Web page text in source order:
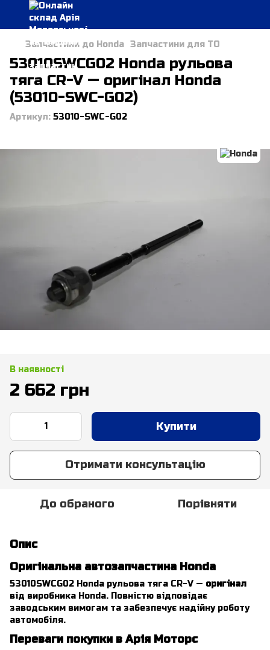
Запчастини до Honda Запчастини для ТО
53010SWCG02 Honda рульова
тяга CR-V — оригінал Honda
(53010-SWC-G02)
Артикул: 53010-SWC-G02
В наявності
2 662 грн
Купити
Отримати консультацію
До обраного Порівняти
Опис
Оригінальна автозапчастина Honda
53010SWCG02 Honda рульова тяга CR-V — оригінал
від виробника Honda. Повністю відповідає
заводським вимогам та забезпечує надійну роботу
автомобіля.
Переваги покупки в Арія Моторс